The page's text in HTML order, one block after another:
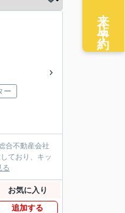
ー
合不動産会社
ており、キッ
る
お気に入り
追加する
来店予約